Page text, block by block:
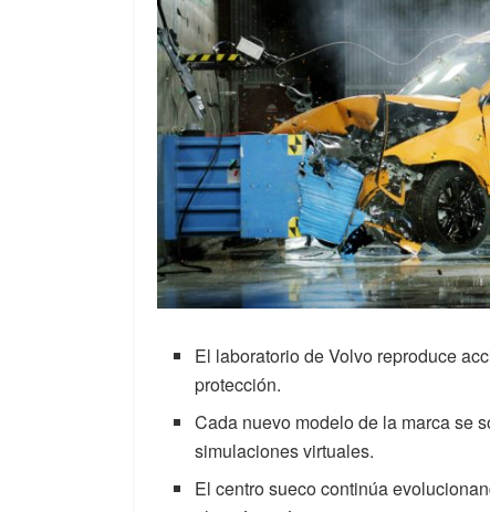
El laboratorio de Volvo reproduce
protección.
Cada nuevo modelo de la marca se
simulaciones virtuales.
El centro sueco continúa